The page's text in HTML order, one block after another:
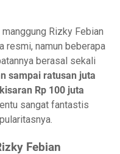
Rizky Febian
resmi, namun beberapa
berasal sekali
sampai ratusan juta
Rp 100 juta
sangat fantastis
Febian